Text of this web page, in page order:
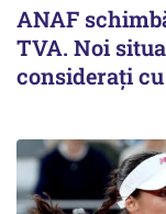
ANAF
TVA. Noi
consideraţi